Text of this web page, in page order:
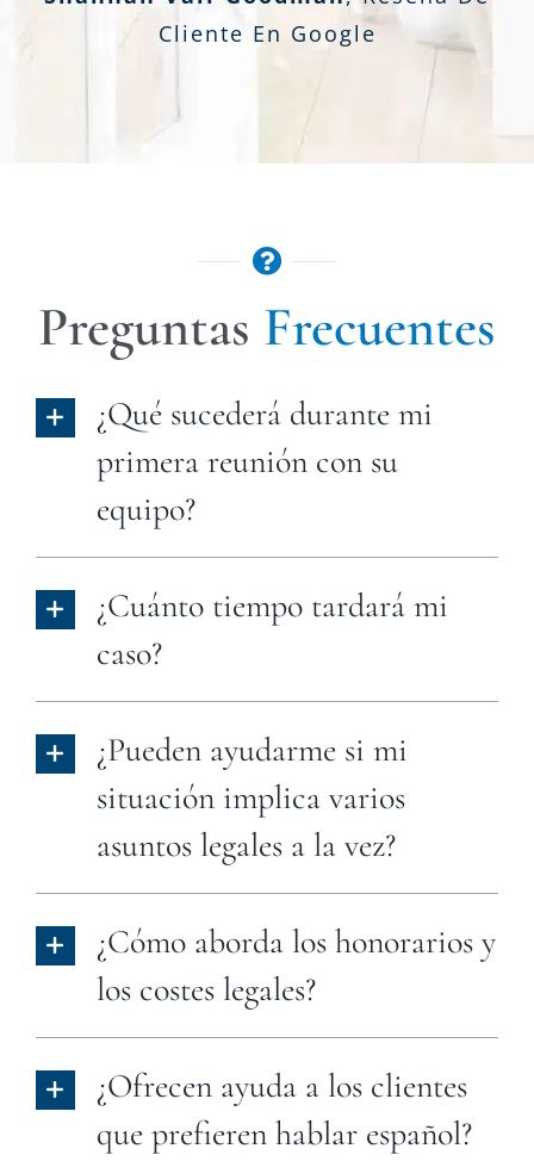
Cliente En Google
Preguntas Frecuentes
¿Qué sucederá durante mi
primera reunión con su
equipo?
¿Cuánto tiempo tardará mi
caso?
¿Pueden ayudarme si mi
situación implica varios
asuntos legales a la vez?
¿Cómo aborda los honorarios y
los costes legales?
¿Ofrecen ayuda a los clientes
que prefieren hablar español?